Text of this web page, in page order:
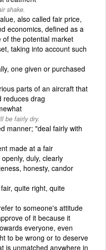
shake.
also called fair price,
economics, defined as a
of the potential market
taking into account such
one given or purchased
parts of an aircraft that
reduces drag
be fairly dry.
manner; "deal fairly with
made at a fair
duly, clearly
honesty, candor
quite right, quite
to someone's attitude
of it because it
everyone, even
to be wrong or to deserve
is unmatched anywhere in